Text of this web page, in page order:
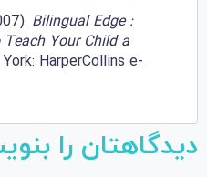
Bilingual Edge :
Teach Your Child a
HarperCollins e-
دیدگاهتان را